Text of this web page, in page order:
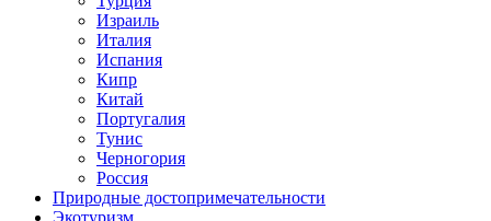
Израиль
Италия
Испания
Кипр
Китай
Португалия
Тунис
Черногория
Россия
Природные достопримечательности
Экотуризм